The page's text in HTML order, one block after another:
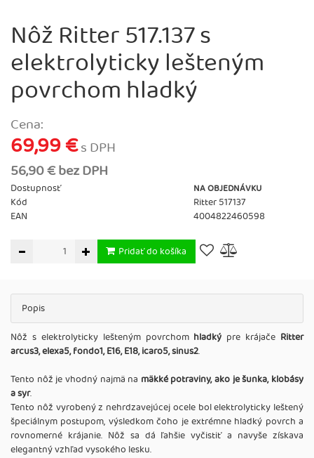
Nôž Ritter 517.137 s
elektrolyticky lešteným
povrchom hladký
Cena:
69,99 €s DPH
56,90 € bez DPH
Dostupnosť NA OBJEDNÁVKU
Kód
Ritter 517137
EAN
4004822460598
Pridať do košíka
Popis
Nôž s elektrolyticky lešteným povrchom hladký pre krájače Ritter
arcus3, elexa5, fondo1, E16, E18, icaro5, sinus2.
Tento nôž je vhodný najmä na mäkké potraviny, ako je šunka, klobásy
a syr.
Tento nôž vyrobený z nehrdzavejúcej ocele bol elektrolyticky leštený
špeciálnym postupom, výsledkom čoho je extrémne hladký povrch a
rovnomerné krájanie. Nôž sa dá ľahšie vyčistiť a navyše získava
elegantný vzhľad vysokého lesku.